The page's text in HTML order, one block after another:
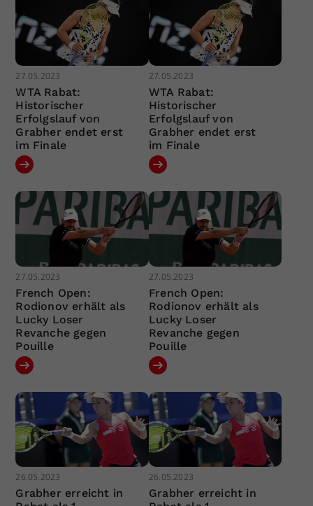
27.05.2023
WTA Rabat:
Historischer
Erfolgslauf von
Grabher endet erst
im Finale
27.05.2023
WTA Rabat:
Historischer
Erfolgslauf von
Grabher endet erst
im Finale
27.05.2023
French Open:
Rodionov erhält als
Lucky Loser
Revanche gegen
Pouille
27.05.2023
French Open:
Rodionov erhält als
Lucky Loser
Revanche gegen
Pouille
26.05.2023
Grabher erreicht in
26.05.2023
Grabher erreicht in